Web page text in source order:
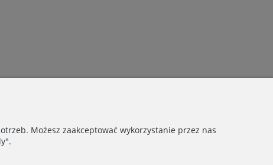
Możesz zaakceptować wykorzystanie przez nas